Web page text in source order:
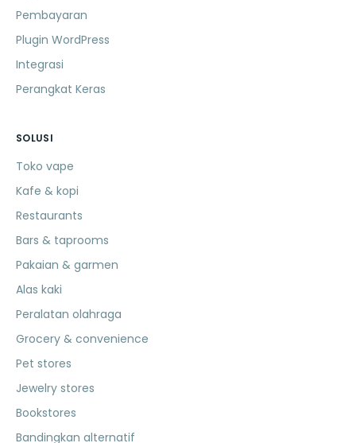
Pembayaran
Plugin WordPress
Integrasi
Perangkat Keras
SOLUSI
Toko vape
Kafe & kopi
Restaurants
Bars & taprooms
Pakaian & garmen
Alas kaki
Peralatan olahraga
Grocery & convenience
Pet stores
Jewelry stores
Bookstores
Bandingkan alternatif